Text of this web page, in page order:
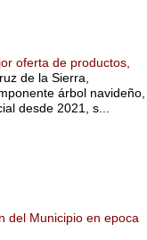
oferta de productos,
de la Sierra,
árbol navideño,
desde 2021, s...
del Municipio en epoca